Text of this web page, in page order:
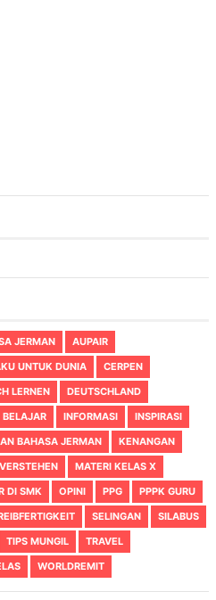
JERMAN
AUPAIR
UNTUK DUNIA
CERPEN
LERNEN
DEUTSCHLAND
BELAJAR INFORMASI
INSPIRASI
BAHASA JERMAN
KENANGAN
MATERI KELAS X
DI SMK OPINI PPG
PPPK GURU
SELINGAN
SILABUS
TIPS MUNGIL
TRAVEL
WORLDREMIT